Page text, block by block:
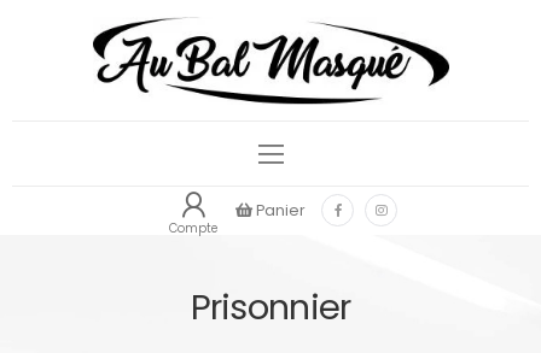
Compte
Panier
Prisonnier